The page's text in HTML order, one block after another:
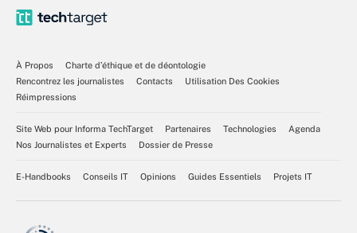
À Propos
Charte d’éthique et de déontologie
Rencontrez les journalistes
Contacts
Utilisation Des Cookies
Réimpressions
Site Web pour Informa TechTarget Partenaires Technologies
Agenda
Nos Journalistes et Experts
Dossier de Presse
E-Handbooks Conseils IT Opinions Guides Essentiels Projets IT